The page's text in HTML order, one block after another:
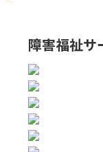
障害福祉サ